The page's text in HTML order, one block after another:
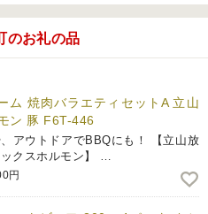
のお礼の品
ム 焼肉バラエティセットA 立山
ン 豚 F6T-446
アウトドアでBBQにも！ 【立山放
クスホルモン】 …
円